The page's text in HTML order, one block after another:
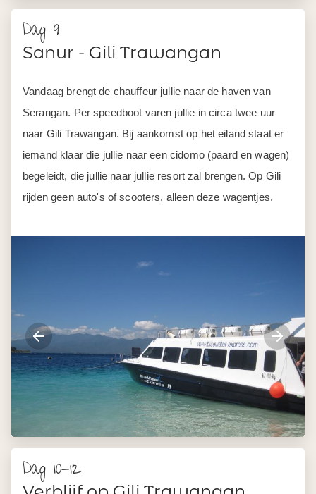
rijden geen auto's of scooters, alleen deze wagentjes.
Drie dagen op Gili Trawangan. Wit strand, palmbomen en
helder water waar jullie direct in kunnen duiken.
Snorkel tussen blauw koraal en zeeschildpadden, of relax
aan het strand met een goed boek. Het eiland is compact
haast. Alleen jullie en het eiland.